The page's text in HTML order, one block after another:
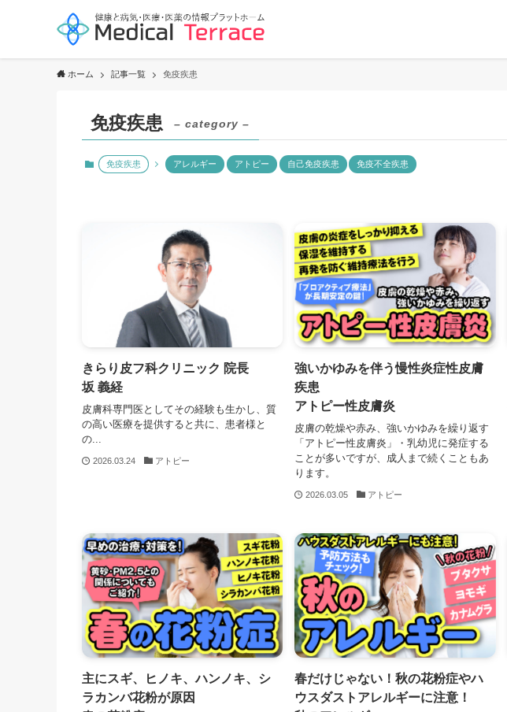
ホーム 記事一覧 免疫疾患
免疫疾患 – category –
免疫疾患 アレルギー アトピー 自己免疫疾患 免疫不全疾患
きらり皮フ科クリニック 院長
坂 義経
皮膚科専門医としてその経験も生かし、質
の高い医療を提供すると共に、患者様と
の...
2026.03.24 アトピー
強いかゆみを伴う慢性炎症性皮膚
疾患
アトピー性皮膚炎
皮膚の乾燥や赤み、強いかゆみを繰り返す
「アトピー性皮膚炎」・乳幼児に発症する
ことが多いですが、成人まで続くこともあ
ります。
2026.03.05 アトピー
主にスギ、ヒノキ、ハンノキ、シ
ラカンバ花粉が原因
春だけじゃない！秋の花粉症やハ
ウスダストアレルギーに注意！